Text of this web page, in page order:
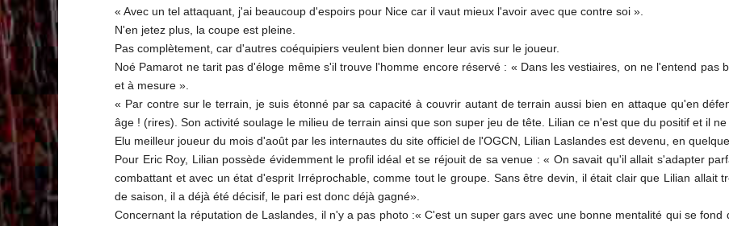
« Avec un tel attaquant, j'ai beaucoup d'espoirs pour Nice car il vaut mieux l'avoir avec que contre soi ».
N'en jetez plus, la coupe est pleine.
Pas complètement, car d'autres coéquipiers veulent bien donner leur avis sur le joueur.
Noé Pamarot ne tarit pas d'éloge même s'il trouve l'homme encore réservé : « Dans les vestiaires, on ne l'entend pas
et à mesure ».
« Par contre sur le terrain, je suis étonné par sa capacité à couvrir autant de terrain aussi bien en attaque qu'en
âge ! (rires). Son activité soulage le milieu de terrain ainsi que son super jeu de tête. Lilian ce n'est que du positif et il
Elu meilleur joueur du mois d'août par les internautes du site officiel de l'OGCN, Lilian Laslandes est devenu, en
Pour Eric Roy, Lilian possède évidemment le profil idéal et se réjouit de sa venue : « On savait qu'il allait s'adapter
combattant et avec un état d'esprit Irréprochable, comme tout le groupe. Sans être devin, il était clair que Lilian allait
de saison, il a déjà été décisif, le pari est donc déjà gagné».
Concernant la réputation de Laslandes, il n'y a pas photo :« C'est un super gars avec une bonne mentalité qui se